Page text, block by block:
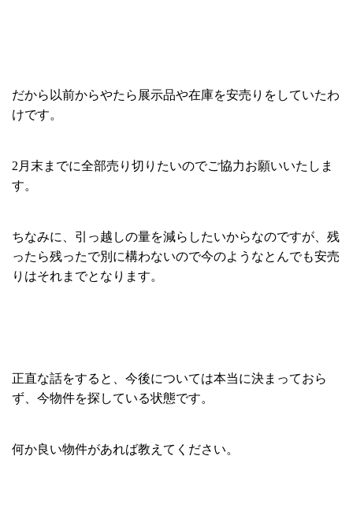
だから以前からやたら展示品や在庫を安売りをしていたわ
けです。
2月末までに全部売り切りたいのでご協力お願いいたしま
す。
ちなみに、引っ越しの量を減らしたいからなのですが、残
ったら残ったで別に構わないので今のようなとんでも安売
りはそれまでとなります。
正直な話をすると、今後については本当に決まっておら
ず、今物件を探している状態です。
何か良い物件があれば教えてください。